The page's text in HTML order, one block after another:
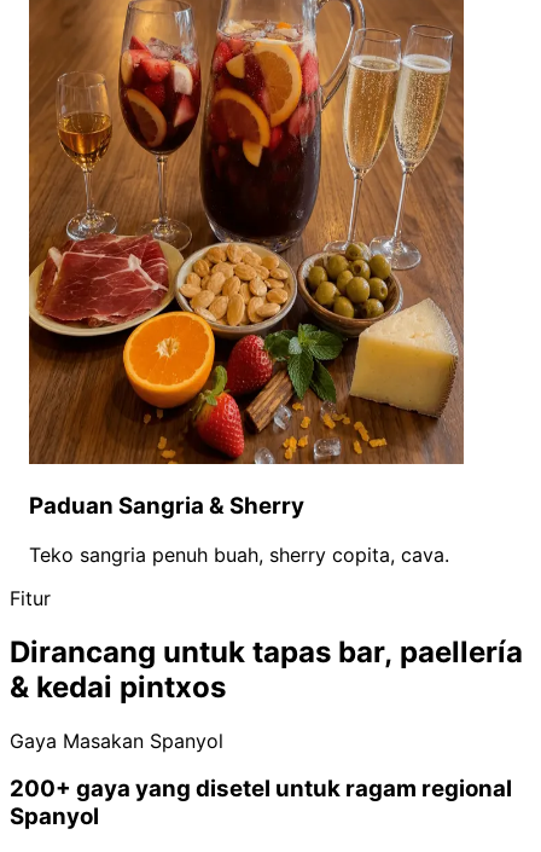
Paduan Sangria & Sherry
Teko sangria penuh buah, sherry copita, cava.
Fitur
Dirancang untuk tapas bar, paellería
& kedai pintxos
Gaya Masakan Spanyol
200+ gaya yang disetel untuk ragam regional
Spanyol